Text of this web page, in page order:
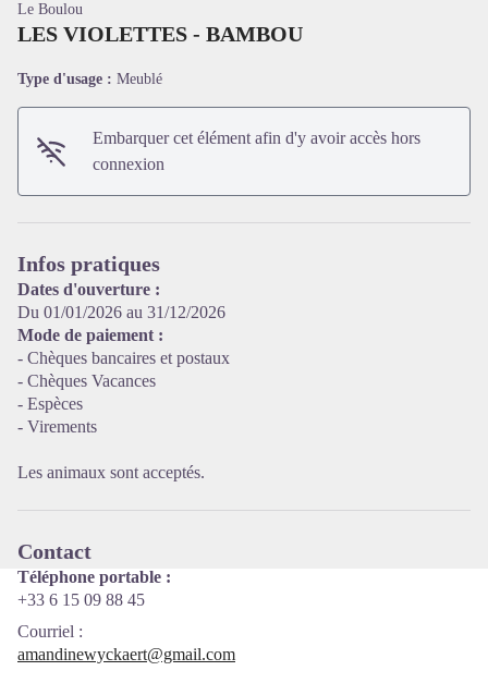
Le Boulou
LES VIOLETTES - BAMBOU
Type d'usage : Meublé
Embarquer cet élément afin d'y avoir accès hors
connexion
Infos pratiques
Dates d'ouverture :
Du 01/01/2026 au 31/12/2026
Mode de paiement :
- Chèques bancaires et postaux
- Chèques Vacances
- Espèces
- Virements
Les animaux sont acceptés.
Contact
Téléphone portable :
+33 6 15 09 88 45
Courriel :
amandinewyckaert@gmail.com